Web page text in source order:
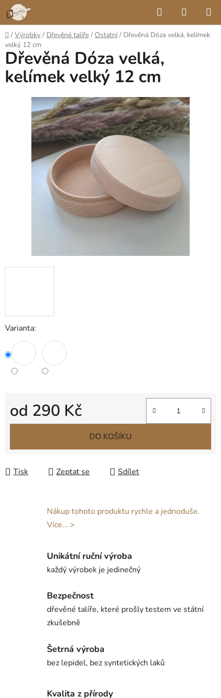
Přejít
na
obsah
Hledat
KOŠÍK
Domů
/ Výrobky / Dřevěné talíře / Ostatní / Dřevěná Dóza velká, kelímek
velký 12 cm
Varianta:
od 290 Kč
Měrná cena:
DO KOŠÍKU
Tisk Zeptat se Sdílet
Dřevěná Dóza velká,
kelímek velký 12 cm
Nákup tohoto produktu rychle a jednoduše.
Více... >
Unikátní ruční výroba
každý výrobek je jedinečný
Bezpečnost
dřevěné talíře, které prošly testem ve státní
zkušebně
Šetrná výroba
bez lepidel, bez syntetických laků
Kvalita z přírody